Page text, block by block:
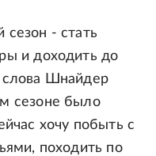
- стать
и доходить до
слова Шнайдер
сезоне было
хочу побыть с
походить по